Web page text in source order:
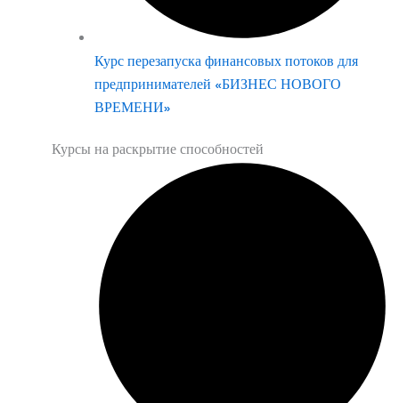
Курс перезапуска финансовых потоков для
предпринимателей «БИЗНЕС НОВОГО
ВРЕМЕНИ»
Курсы на раскрытие способностей